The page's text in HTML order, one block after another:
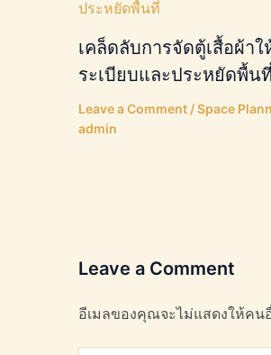
เคล็ดลับการจัดตู้เสื้อผ้าใ
ระเบียบและประหยัดพื้นที่
Leave a Comment /Space
admin
Leave a Comment
อีเมลของคุณจะไม่แสดงให้คน